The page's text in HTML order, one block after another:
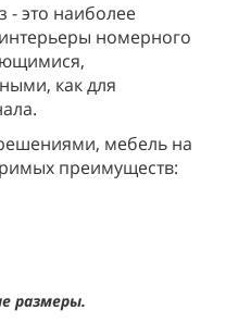
- это наиболее
номерного
как для
мебель на
преимуществ:
размеры.